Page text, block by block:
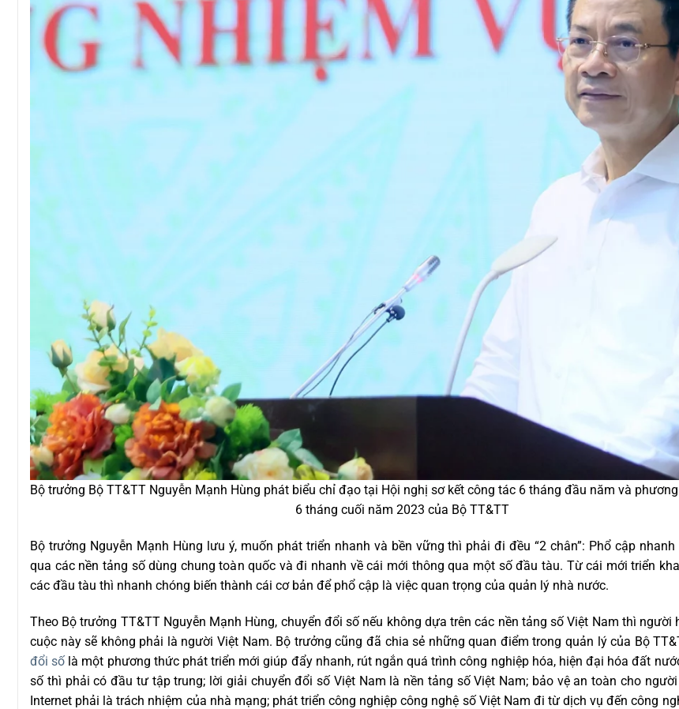
Bộ trưởng Bộ TT&TT Nguyễn Mạnh Hùng phát biểu chỉ đạo tại Hội nghị sơ kết công tác 6 tháng đầu năm và
6 tháng cuối năm 2023 của Bộ TT&TT
Bộ trưởng Nguyễn Mạnh Hùng lưu ý, muốn phát triển nhanh và bền vững thì phải đi đều “2 chân”: Phổ cập
qua các nền tảng số dùng chung toàn quốc và đi nhanh về cái mới thông qua một số đầu tàu. Từ cái mới triển
các đầu tàu thì nhanh chóng biến thành cái cơ bản để phổ cập là việc quan trọng của quản lý nhà nước.
Theo Bộ trưởng TT&TT Nguyễn Mạnh Hùng, chuyển đổi số nếu không dựa trên các nền tảng số Việt Nam thì người
cuộc này sẽ không phải là người Việt Nam. Bộ trưởng cũng đã chia sẻ những quan điểm trong quản lý của Bộ
đổi số là một phương thức phát triển mới giúp đẩy nhanh, rút ngắn quá trình công nghiệp hóa, hiện đại hóa đất
số thì phải có đầu tư tập trung; lời giải chuyển đổi số Việt Nam là nền tảng số Việt Nam; bảo vệ an toàn cho
Internet phải là trách nhiệm của nhà mạng; phát triển công nghiệp công nghệ số Việt Nam đi từ dịch vụ đến công